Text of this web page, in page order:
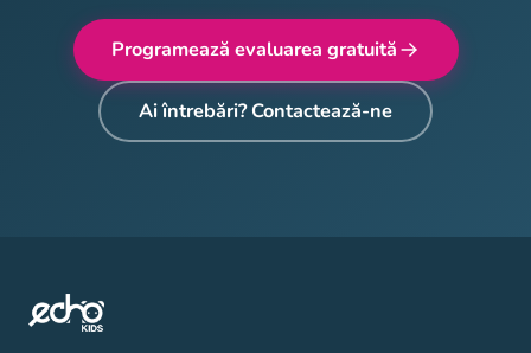
Programează evaluarea gratuită
Ai întrebări? Contactează-ne